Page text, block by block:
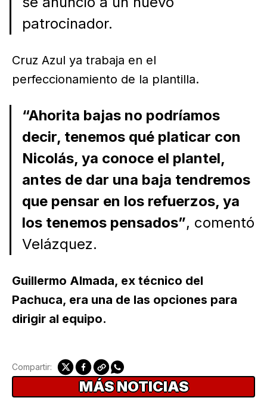
patrocinador.
Cruz Azul ya trabaja en el
perfeccionamiento de la plantilla.
“Ahorita bajas no podríamos
decir, tenemos qué platicar con
Nicolás, ya conoce el plantel,
antes de dar una baja tendremos
que pensar en los refuerzos, ya
los tenemos pensados”, comentó
Velázquez.
Guillermo Almada, ex técnico del
Pachuca, era una de las opciones para
dirigir al equipo.
Compartir:
MÁS NOTICIAS